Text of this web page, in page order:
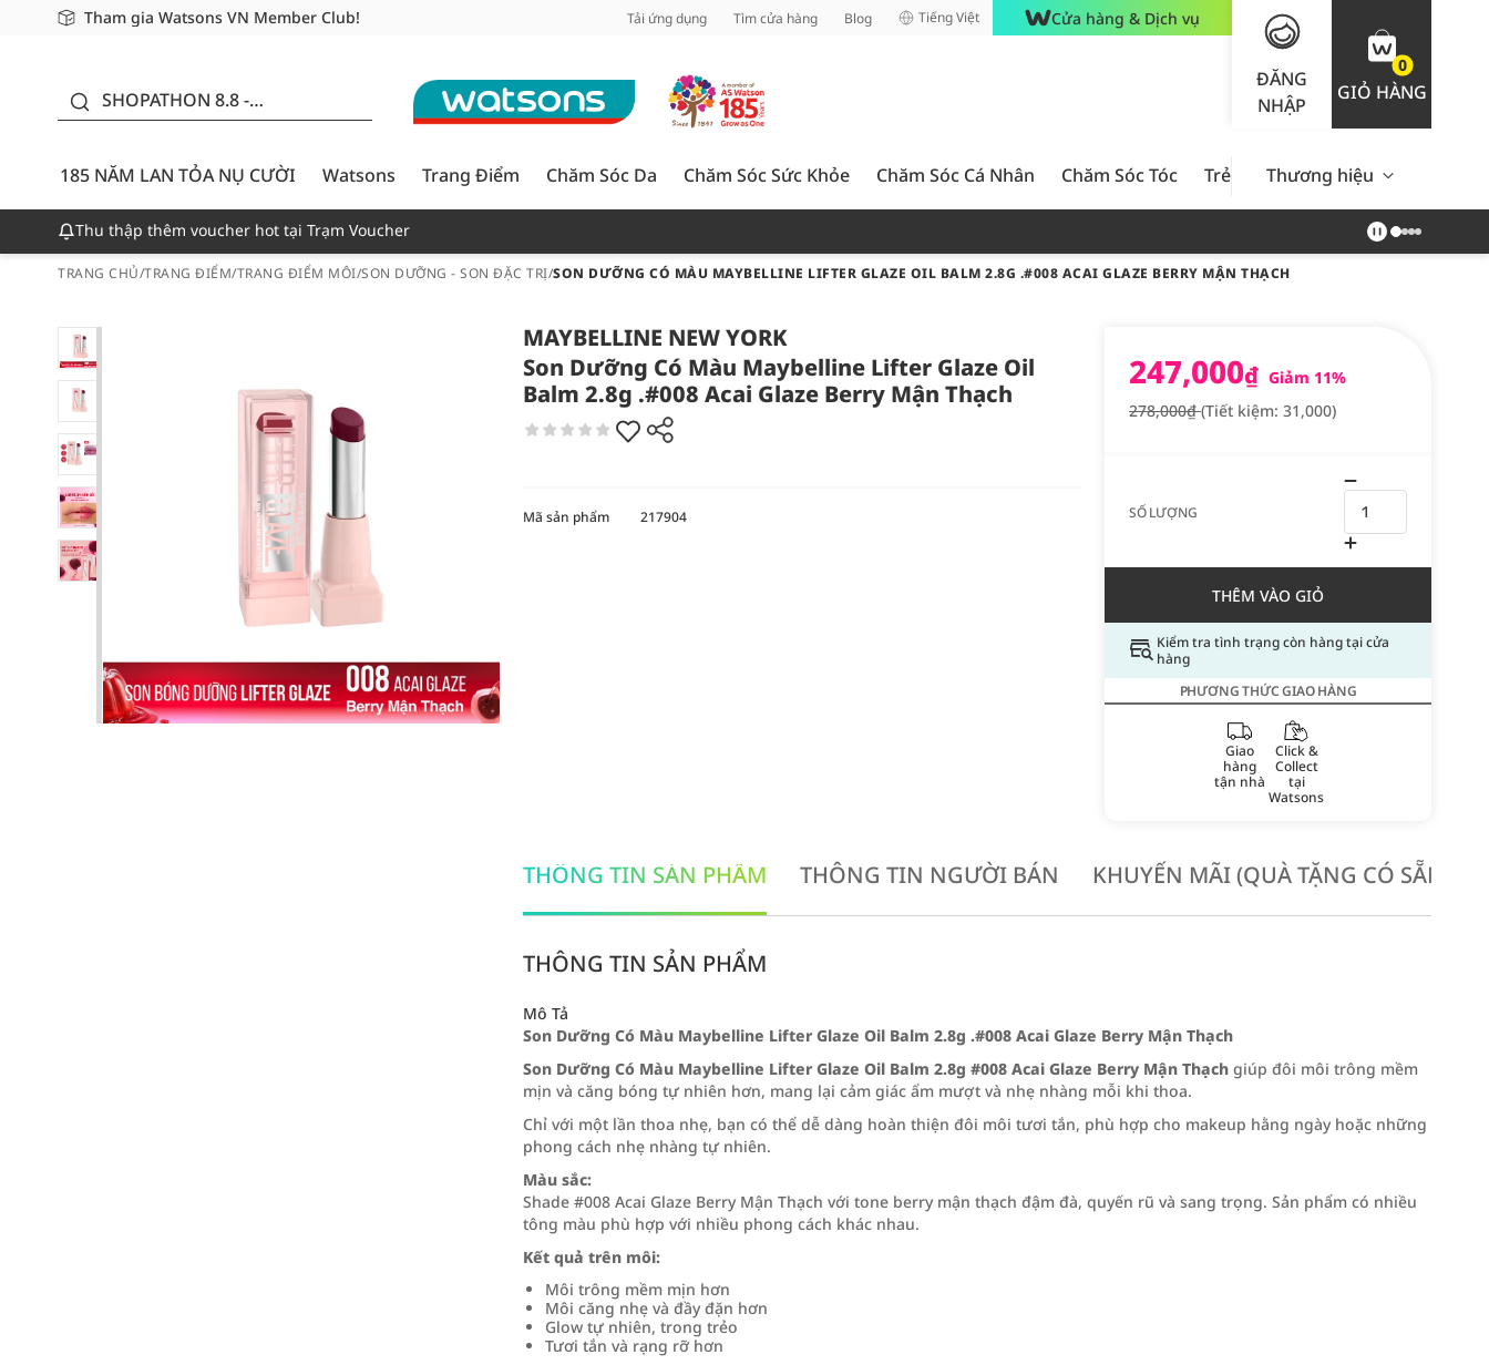
Tham gia Watsons VN Member Club!
Miễn phí giao hàng cho đơn hàng từ 249,000Đ
Giao hàng nhanh 24h - Áp dụng khu vực TP. Hồ Chí Minh Tải ứng dụng Tìm cửa hàng Blog Tiếng Việt Cửa hàng & Dịch vụ
ĐĂNG
NHẬP
0
GIỎ HÀNG
SHOPATHON 8.8 -
CƯỜI - GIẢM ĐẾN
50%
185 NĂM LAN TỎA NỤ CƯỜI
Watsons Trang Điểm Chăm Sóc Da Chăm Sóc Sức Khỏe Chăm Sóc Cá Nhân Chăm Sóc Tóc Trẻ Em Nam Giới Chăm Sóc
Thương hiệu
Thu thập thêm voucher hot tại Trạm Voucher
TRANG CHỦ/TRANG ĐIỂM/TRANG ĐIỂM MÔI/SON DƯỠNG - SON ĐẶC TRỊ/SON DƯỠNG CÓ MÀU MAYBELLINE LIFTER GLAZE OIL BALM 2.8G .#008 ACAI GLAZE BERRY MẬN THẠCH
MAYBELLINE NEW YORK
Son Dưỡng Có Màu Maybelline Lifter Glaze Oil
Balm 2.8g .#008 Acai Glaze Berry Mận Thạch
247,000₫ Giảm 11%
278,000₫(Tiết kiệm: 31,000)
SỐ LƯỢNG
THÊM VÀO GIỎ
Kiểm tra tình trạng còn hàng tại cửa
hàng
PHƯƠNG THỨC GIAO HÀNG
Giao
hàng
tận nhà
Click &
Collect
tại
Watsons
Mã sản phẩm 217904
THÔNG TIN SẢN PHẨM THÔNG TIN NGƯỜI BÁN KHUYẾN MÃI (QUÀ TẶNG CÓ SẴN
THÔNG TIN SẢN PHẨM
Mô Tả
Son Dưỡng Có Màu Maybelline Lifter Glaze Oil Balm 2.8g .#008 Acai Glaze Berry Mận Thạch
Son Dưỡng Có Màu Maybelline Lifter Glaze Oil Balm 2.8g #008 Acai Glaze Berry Mận Thạch giúp đôi môi trông mềm
mịn và căng bóng tự nhiên hơn, mang lại cảm giác ẩm mượt và nhẹ nhàng mỗi khi thoa.
Chỉ với một lần thoa nhẹ, bạn có thể dễ dàng hoàn thiện đôi môi tươi tắn, phù hợp cho makeup hằng ngày hoặc những
phong cách nhẹ nhàng tự nhiên.
Màu sắc:
Shade #008 Acai Glaze Berry Mận Thạch với tone berry mận thạch đậm đà, quyến rũ và sang trọng. Sản phẩm có nhiều
tông màu phù hợp với nhiều phong cách khác nhau.
Kết quả trên môi:
Môi trông mềm mịn hơn
Môi căng nhẹ và đầy đặn hơn
Glow tự nhiên, trong trẻo
Tươi tắn và rạng rỡ hơn